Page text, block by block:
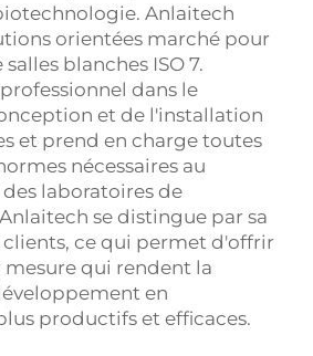
Anlaitech
orientées marché pour
blanches ISO 7.
dans le
et de l'installation
et prend en charge toutes
nécessaires au
laboratoires de
se distingue par sa
clients, ce qui permet d'offrir
mesure qui rendent la
en
productifs et efficaces.